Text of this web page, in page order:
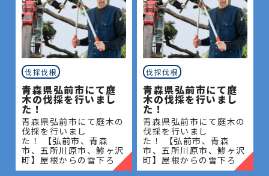
伐採伐根
青森県弘前市にて庭
木の伐採を行いまし
た！
青森県弘前市にて庭木の
伐採を行いまし
た！ 【弘前市、青森
市、五所川原市、鯵ヶ沢
町】屋根からの雪下ろ
し・除雪・排雪などの作
伐採伐根
青森県弘前市にて庭
木の伐採を行いまし
た！
青森県弘前市にて庭木の
伐採を行いまし
た！ 【弘前市、青森
市、五所川原市、鯵ヶ沢
町】屋根からの雪下ろ
し・除雪・排雪などの作